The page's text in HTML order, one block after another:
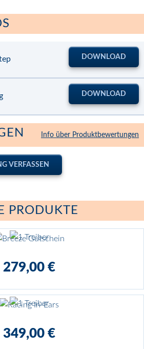
DOWNLOAD
DOWNLOAD
Info über Produktbewertungen
VERFASSEN
PRODUKTE
279,00 €
349,00 €